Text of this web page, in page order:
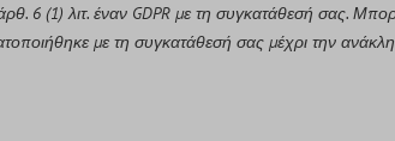
6 (1) λιτ. έναν GDPR με τη συγκατάθεσή σας.
με τη συγκατάθεσή σας μέχρι την